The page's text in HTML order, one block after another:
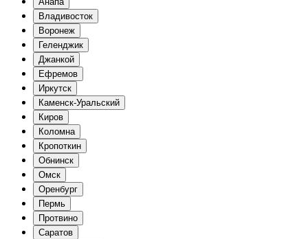
Владивосток
Воронеж
Геленджик
Джанкой
Ефремов
Иркутск
Каменск-Уральский
Киров
Коломна
Кропоткин
Обнинск
Омск
Оренбург
Пермь
Протвино
Саратов